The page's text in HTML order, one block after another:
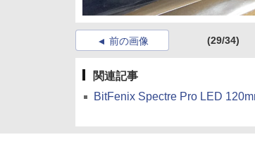
前の画像 (29/34)
関連記事
BitFenix Spectre Pro LED